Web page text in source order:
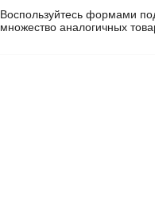
Воспользуйтесь формами
множество аналогичных